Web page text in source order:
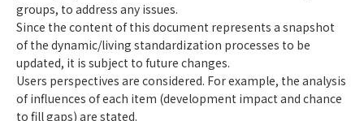
groups, to address any issues.
Since the content of this document represents a snapshot
of the dynamic/living standardization processes to be
updated, it is subject to future changes.
Users perspectives are considered. For example, the analysis
of influences of each item (development impact and chance
to fill gaps) are stated.